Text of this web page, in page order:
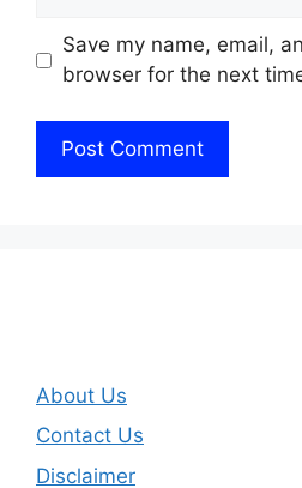
Save my name, email,
browser for the next
About Us
Contact Us
Disclaimer